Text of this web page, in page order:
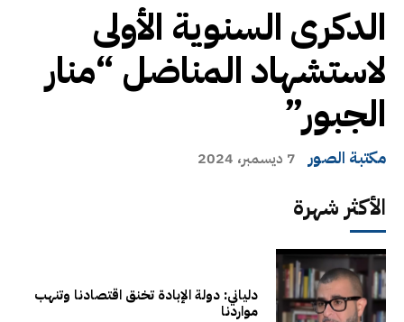
الدكرى السنوية الأولى
لاستشهاد المناضل “منار
الجبور”
مكتبة الصور 7 ديسمبر، 2024
الأكثر شهرة
دلياني: دولة الإبادة تخنق اقتصادنا وتنهب
مواردنا